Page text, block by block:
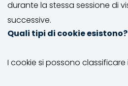
durante la stessa sessione di
successive.
Quali tipi di cookie esistono?
I cookie si possono classificare